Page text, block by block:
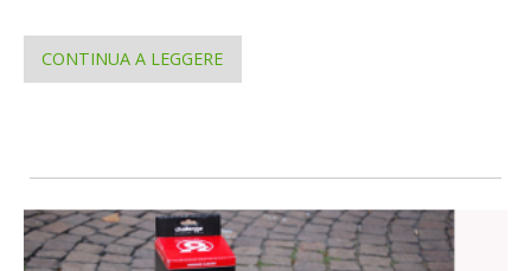
CONTINUA A LEGGERE